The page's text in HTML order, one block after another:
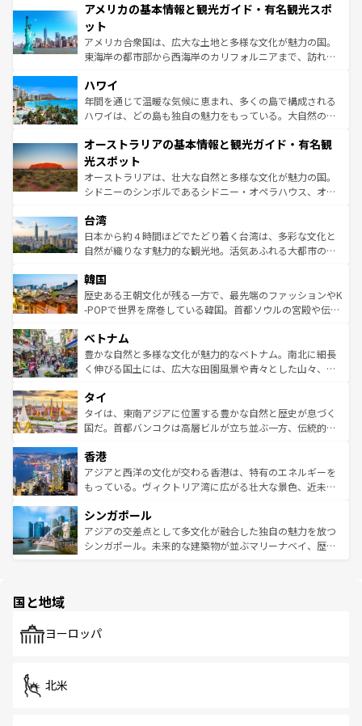
ンツ一覧を参照してほしい。
の建物がそのまま残る町や、スイスならではのユニークな
博物館もあり、アルプス観光だけでなく町歩きも満喫する
ことができる。国民の所得が高いため物価も高いが、旅行
者向けの交通パス提供のサービスもあり、うまく活用すれ
着のスイス情報は
アメリカの基本情報と観光ガイド・有名観光スポ
ット
アメリカ合衆国は、広大な土地と多様な文化が魅力の国。
東海岸の都市部から西海岸のカリフォルニアまで、訪れる
のような巨大都市は、観光、ショッピング、エンターテイ
ンメントが詰まった刺激的なスポットだ。一方、アメリカ
西部には大自然が広がり、グランドキャニオンやイエロー
部のニューオーリンズでは、音楽と美食が融合した独特の
文化が魅力。旅行者はアメリカの各地域で異なる魅力を楽
しみながら、その多様性と豊かな歴史を感じることができ
るだろう。車でのロードトリップや列車の旅も、アメリカ
情報は
ハワイ
年間を通じて温暖な気候に恵まれ、多くの島で構成される
ハワイは、どの島も独自の魅力をもっている。大自然の神
ワイ島は見逃せない。また、定番の観光地といえばオアフ
島だが、静かな自然を求めるならマウイ島やカウアイ島が
おすすめ。エメラルドグリーンに輝く海をはじめ、豊かな
文化や歴史が息づいている。「アロハスピリット」と呼ば
人々、おいしいローカルフードやハワイアンミュージッ
ク、伝統的なフラダンスなど、すべてがハワイの魅力を彩
っている。訪れるたびに新しい発見と感動が待っているハ
はコンテンツ一覧
オーストラリアの基本情報と観光ガイド・有名観
光スポット
オーストラリアは、壮大な自然と多様な文化が魅力の国。
シドニーのシンボルであるシドニー・オペラハウス、オー
リアリーフや大陸中央部にそびえるウルル（エアーズロッ
ク）、タスマニアの美しい原生林やケアンズの熱帯雨林な
ど、見どころがたくさん。また、カフェやワイン、オージ
いる。アクティビティも充実しており、サーフィンやダイ
ビング、ハイキングなど、アウトドア好きにはたまらな
い。オーストラリアの多彩な魅力を存分に味わいつくそ
参照してほしい。
台湾
日本から約４時間ほどでたどり着く台湾は、多彩な文化と
自然が織りなす魅力的な観光地。活気あふれる大都市の台
ン）、静ひつな山岳地帯である台湾東部など、都市の喧騒
と山間の静けさが共存しており、訪れる人に新しい発見と
驚きをもたらしてくれる。また、奥深い台湾の食文化も魅
容にもいいと評判のスイーツなど、バラエティ豊かな料理
が味わえる。 なお、新着の台湾情報は コンテンツ一覧を参
照してほしい。
韓国
歴史ある王朝文化が残る一方で、最先端のファッションやK
-POPで世界を席巻している韓国。首都ソウルの宮殿や伝統
き、地方に足を延ばせば四季折々の自然美を楽しむことが
できる。そして、キムチや焼肉、絶品のストリートフード
まで、さまざまな韓国料理が待っている。夜には、韓国な
リティに包まれながら、韓国の多彩な魅力を心ゆくまで味
わってみてほしい。 なお、新着の韓国情報はコンテンツ一
覧を参照してほしい。
ベトナム
豊かな自然と多様な文化が魅力的なベトナム。南北に細長
く伸びる国土には、広大な田園風景や青々とした山々、世
急速な発展と共に伝統が息づく。ハノイの古い町並みやホ
ーチミン市のフランス統治時代の建物も、独特の雰囲気を
醸し出している。また、バラエティの豊かさとおいしさで
とつ。フォーやバインミー、ベトナムコーヒーなどは、ぜ
ひ現地で味わいたい。どの地域を訪れてもあたたかい人々
が旅行者を迎えてくれるので、きっと忘れられない旅にな
参照してほしい。
タイ
タイは、東南アジアに位置する豊かな自然と歴史が息づく
国だ。首都バンコクは高層ビルが立ち並ぶ一方、伝統的な
の活気が交差している。北部ではチェンマイなどの山岳地
帯で自然と触れ合い、南部ではプーケットやクラビの美し
いビーチでリゾート気分を楽しむことができる。タイ料理
激する。気候は一年中温暖で、どの季節にも異なる楽しみ
が待っている。親しみやすいタイの人々、仏教を中心とし
た文化、そして多様な観光資源が、訪れる旅人を魅了し続
香港
アジアと西洋の文化が交わる香港は、特有のエネルギーを
もっている。ヴィクトリア湾に広がる壮大な景色、近未来
み、どこを訪れても感動するはず。観光スポットが密集し
ており、効率よく見どころを回れるのも魅力。息をのむよ
うな絶景から文化的な体験まで、香港を存分に楽しみ尽く
シンガポール
アジアの交差点として多文化が融合した独自の魅力を放つ
シンガポール。未来的な建築物が並ぶマリーナベイ、歴史
で、ホーカーズは地元の風情を楽しめる外せないスポット
国と地域
ヨーロッパ
北米